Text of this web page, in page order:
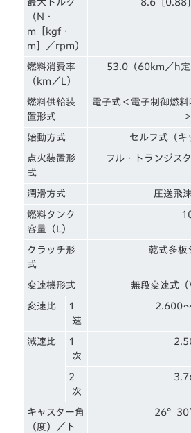
最大トルク
（N・
m［kgf・
m］／rpm）
8.6［0.88
燃料消費率
（km／L）
53.0（60km／h定
燃料供給装
置形式
電子式＜電子制御燃
＞
始動方式 セルフ式（キ
点火装置形
式
フル・トランジス
潤滑方式 圧送飛
燃料タンク
容量（L）
クラッチ形
式
乾式多板
変速機形式 無段変速式（
変速比
1
速
2.600
減速比
1
次
2
次
キャスター角
（度）／ト